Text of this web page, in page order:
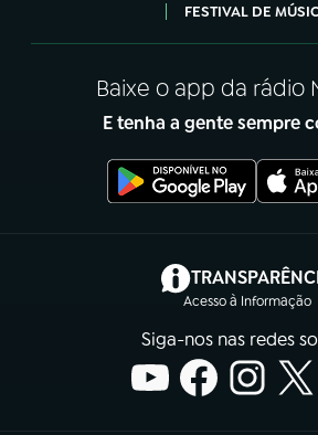
FESTIVAL DE
Baixe o app da rádio
E tenha a gente sempre
Acesso à Informação
(abre
Siga-nos nas redes